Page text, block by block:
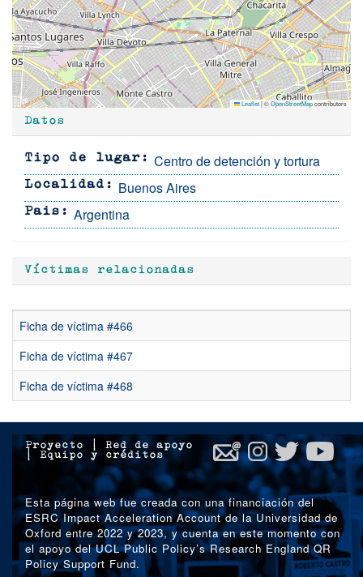
Leaflet|©OpenStreetMapcontributors
Datos
Tipo de lugar Centro de detención y tortura
Localidad Buenos Aires
Pais Argentina
Víctimas relacionadas
Ficha de víctima #466
Ficha de víctima #467
Ficha de víctima #468
Proyecto
Red de apoyo
| Equipo y créditos
Esta página web fue creada con una financiación del
ESRC Impact Acceleration Account de la Universidad de
Oxford entre 2022 y 2023, y cuenta en este momento con
el apoyo del UCL Public Policy’s Research England QR
Policy Support Fund.